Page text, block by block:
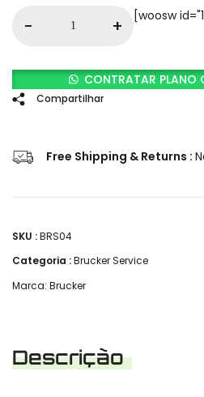
- + [woosw
CONTRATAR PLANO
Compartilhar
Free Shipping & Returns :
SKU :BRS04
Categoria :Brucker Service
Marca: Brucker
Descrição